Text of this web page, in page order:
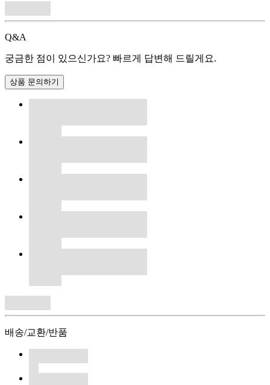
Q&A
궁금한 점이 있으신가요? 빠르게 답변해 드릴게요.
상품 문의하기
배송/교환/반품